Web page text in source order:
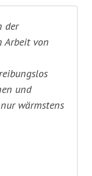
der
Arbeit von
und
wärmstens